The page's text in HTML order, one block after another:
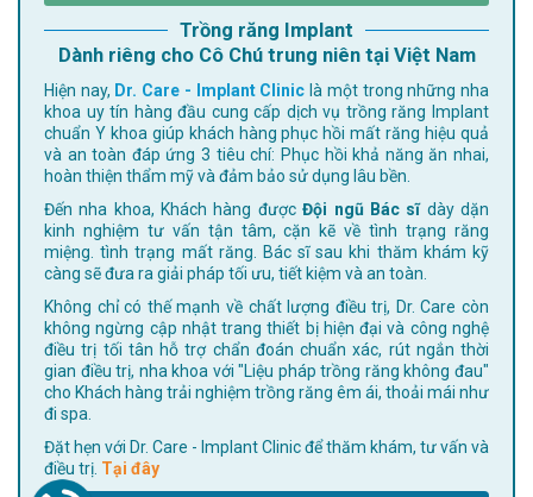
Trồng răng Implant
Dành riêng cho Cô Chú trung niên tại Việt Nam
Hiện nay, Dr. Care - Implant Clinic là một trong những nha
khoa uy tín hàng đầu cung cấp dịch vụ trồng răng Implant
chuẩn Y khoa giúp khách hàng phục hồi mất răng hiệu quả
và an toàn đáp ứng 3 tiêu chí: Phục hồi khả năng ăn nhai,
hoàn thiện thẩm mỹ và đảm bảo sử dụng lâu bền.
Đến nha khoa, Khách hàng đượcĐội ngũ Bác sĩdày dặn
kinh nghiệm tư vấn tận tâm, cặn kẽ về tình trạng răng
miệng. tình trạng mất răng. Bác sĩ sau khi thăm khám kỹ
càng sẽ đưa ra giải pháp tối ưu, tiết kiệm và an toàn.
Không chỉ có thế mạnh về chất lượng điều trị, Dr. Care còn
không ngừng cập nhật trang thiết bị hiện đại và công nghệ
điều trị tối tân hỗ trợ chẩn đoán chuẩn xác, rút ngắn thời
gian điều trị, nha khoa với "Liệu pháp trồng răng không đau"
cho Khách hàng trải nghiệm trồng răng êm ái, thoải mái như
đi spa.
Đặt hẹn với Dr. Care - Implant Clinic để thăm khám, tư vấn và
điều trị. Tại đây